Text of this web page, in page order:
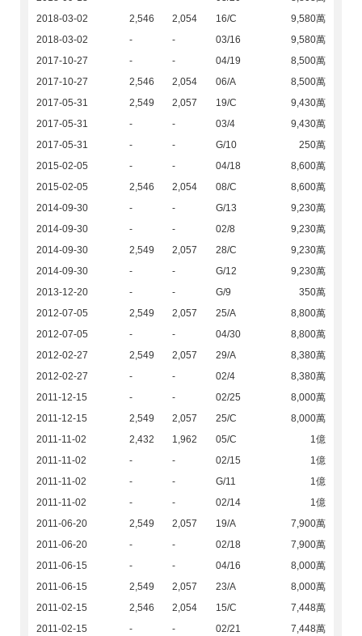
2018-03-02
2,546 2,054 16/C
9,580萬
2018-03-02
- - 03/16
9,580萬
2017-10-27
- - 04/19
8,500萬
2017-10-27
2,546 2,054 06/A
8,500萬
2017-05-31
2,549 2,057 19/C
9,430萬
2017-05-31
- - 03/4
9,430萬
2017-05-31
- - G/10
250萬
2015-02-05
- - 04/18
8,600萬
2015-02-05
2,546 2,054 08/C
8,600萬
2014-09-30
- - G/13
9,230萬
2014-09-30
- - 02/8
9,230萬
2014-09-30
2,549 2,057 28/C
9,230萬
2014-09-30
- - G/12
9,230萬
2013-12-20
- - G/9
350萬
2012-07-05
2,549 2,057 25/A
8,800萬
2012-07-05
- - 04/30
8,800萬
2012-02-27
2,549 2,057 29/A
8,380萬
2012-02-27
- - 02/4
8,380萬
2011-12-15
- - 02/25
8,000萬
2011-12-15
2,549 2,057 25/C
8,000萬
2011-11-02
2,432 1,962 05/C
1億
2011-11-02
- - 02/15
1億
2011-11-02
- - G/11
1億
2011-11-02
- - 02/14
1億
2011-06-20
2,549 2,057 19/A
7,900萬
2011-06-20
- - 02/18
7,900萬
2011-06-15
- - 04/16
8,000萬
2011-06-15
2,549 2,057 23/A
8,000萬
2011-02-15
2,546 2,054 15/C
7,448萬
2011-02-15
- - 02/21
7,448萬